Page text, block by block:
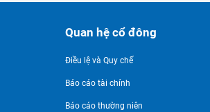
Quan hệ cổ đông
Điều lệ và Quy chế
Báo cáo tài chính
Báo cáo thường niên